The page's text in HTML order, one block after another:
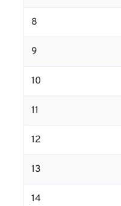
8
9
10
11
12
13
14